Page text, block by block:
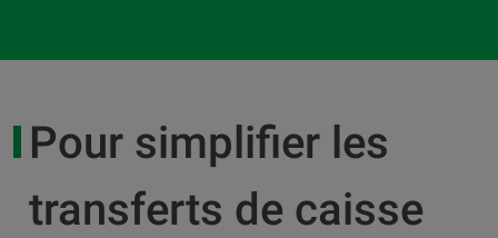
Pour simplifier les
transferts de caisse